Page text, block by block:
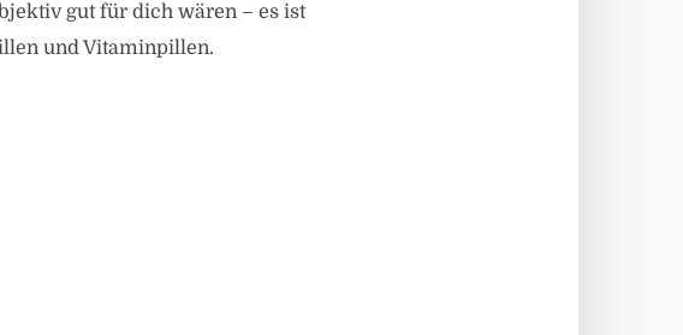
gut für dich wären – es ist
und Vitaminpillen.